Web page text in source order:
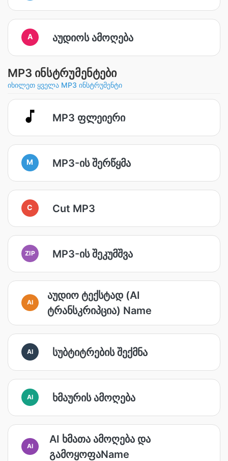
A აუდიოს ამოღება
MP3 ინსტრუმენტები
იხილეთ ყველა MP3 ინსტრუმენტი
MP3 ფლეიერი
M MP3-ის შერწყმა
C Cut MP3
ZIP MP3-ის შეკუმშვა
AI
აუდიო ტექსტად (AI
ტრანსკრიპცია) Name
AI სუბტიტრების შექმნა
AI ხმაურის ამოღება
AI
AI ხმათა ამოღება და
გამოყოფაName